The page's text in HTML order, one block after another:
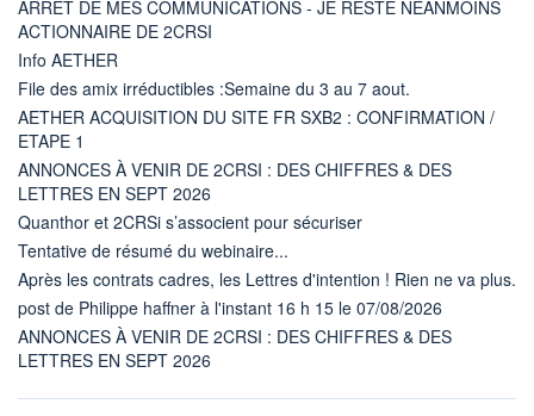
ARRÊT DE MES COMMUNICATIONS - JE RESTE NÉANMOINS
ACTIONNAIRE DE 2CRSI
Info AETHER
File des amix irréductibles :Semaine du 3 au 7 aout.
AETHER ACQUISITION DU SITE FR SXB2 : CONFIRMATION /
ETAPE 1
ANNONCES À VENIR DE 2CRSI : DES CHIFFRES & DES
LETTRES EN SEPT 2026
Quanthor et 2CRSi s’associent pour sécuriser
Tentative de résumé du webinaire...
Après les contrats cadres, les Lettres d'intention ! Rien ne va plus.
post de Philippe haffner à l'instant 16 h 15 le 07/08/2026
ANNONCES À VENIR DE 2CRSI : DES CHIFFRES & DES
LETTRES EN SEPT 2026